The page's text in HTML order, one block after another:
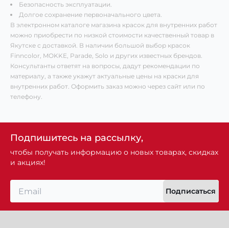
Безопасность эксплуатации.
Долгое сохранение первоначального цвета.
В электронном каталоге магазина красок для внутренних работ
можно приобрести по низкой стоимости качественный товар в
Якутске с доставкой. В наличии большой выбор красок
Finncolor, MOKKE, Parade, Solo и других известных брендов.
Консультанты ответят на вопросы, дадут рекомендации по
материалу, а также укажут актуальные цены на краски для
внутренних работ. Оформить заказ можно через сайт или по
телефону.
Подпишитесь на рассылку,
чтобы получать информацию о новых товарах, скидках
и акциях!
Подписаться